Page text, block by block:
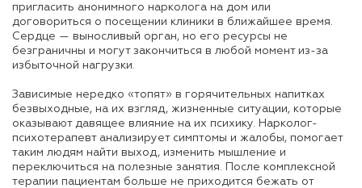
пригласить анонимного нарколога на дом или
договориться о посещении клиники в ближайшее время.
Сердце — выносливый орган, но его ресурсы не
безграничны и могут закончиться в любой момент из-за
избыточной нагрузки.
Зависимые нередко «топят» в горячительных напитках
безвыходные, на их взгляд, жизненные ситуации, которые
оказывают давящее влияние на их психику. Нарколог-
психотерапевт анализирует симптомы и жалобы, помогает
таким людям найти выход, изменить мышление и
переключиться на полезные занятия. После комплексной
терапии пациентам больше не приходится бежать от